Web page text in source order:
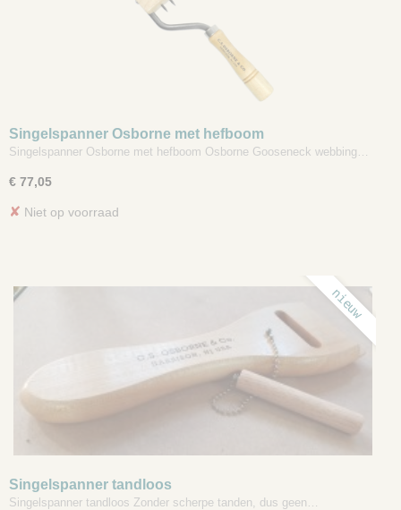
Singelspanner Osborne met hefboom
Singelspanner Osborne met hefboom Osborne Gooseneck webbing…
€ 77,05
✘ Niet op voorraad
nieuw
Singelspanner tandloos
Singelspanner tandloos Zonder scherpe tanden, dus geen…